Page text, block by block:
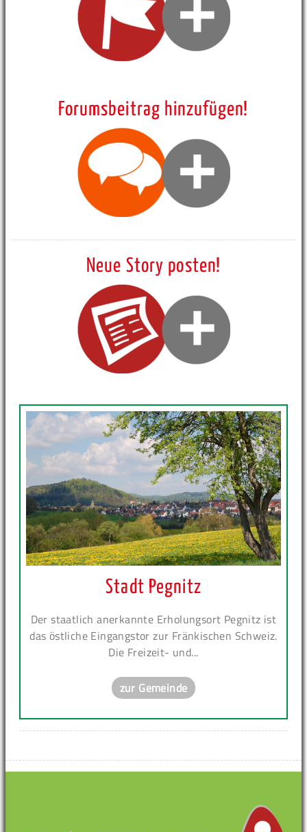
Forumsbeitrag hinzufügen!
Neue Story posten!
Stadt Pegnitz
Der staatlich anerkannte Erholungsort Pegnitz ist
das östliche Eingangstor zur Fränkischen Schweiz.
Die Freizeit- und...
zur Gemeinde